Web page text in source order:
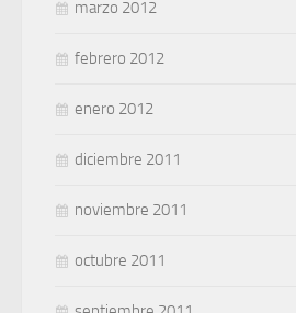
marzo 2012
febrero 2012
enero 2012
diciembre 2011
noviembre 2011
octubre 2011